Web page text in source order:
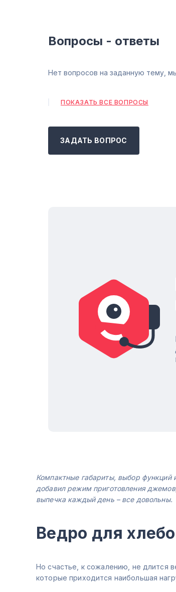
Вопросы - ответы
Нет вопросов на заданную тему,
ПОКАЗАТЬ ВСЕ ВОПРОСЫ
ЗАДАТЬ ВОПРОС
Компактные габариты, выбор функций
добавил режим приготовления
выпечка каждый день – все довольны.
Ведро для
Но счастье, к сожалению, не длится
которые приходится наибольшая